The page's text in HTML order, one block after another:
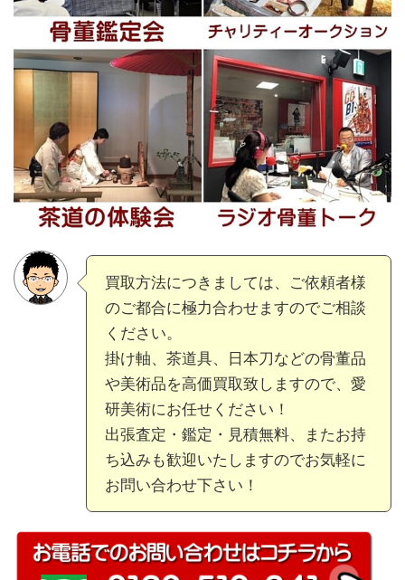
買取方法につきましては、ご依頼者様
のご都合に極力合わせますのでご相談
ください。
掛け軸、茶道具、日本刀などの骨董品
や美術品を高価買取致しますので、愛
研美術にお任せください！
出張査定・鑑定・見積無料、またお持
ち込みも歓迎いたしますのでお気軽に
お問い合わせ下さい！